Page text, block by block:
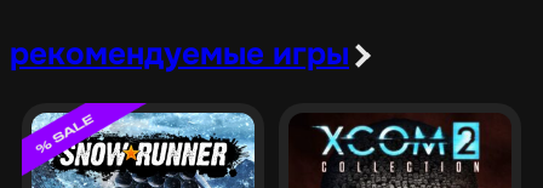
рекомендуемые игры